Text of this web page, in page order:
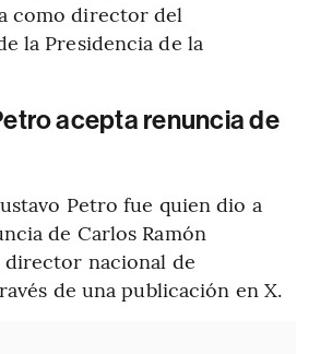
como director del
la Presidencia de la
acepta renuncia de
Petro fue quien dio a
de Carlos Ramón
director nacional de
de una publicación en X.